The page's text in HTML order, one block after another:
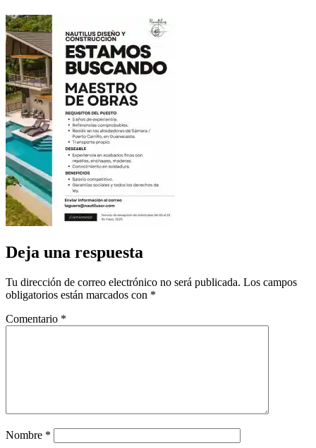
Deja una respuesta
Tu dirección de correo electrónico no será publicada. Los campos
obligatorios están marcados con *
Comentario *
Nombre *